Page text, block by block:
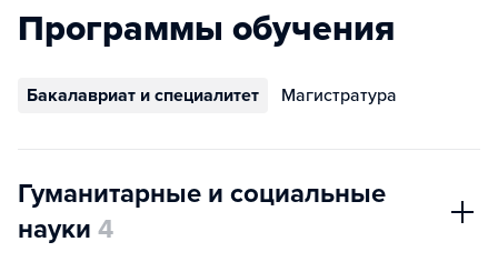
Программы обучения
Бакалавриат и специалитет Магистратура
Гуманитарные и социальные
науки 4